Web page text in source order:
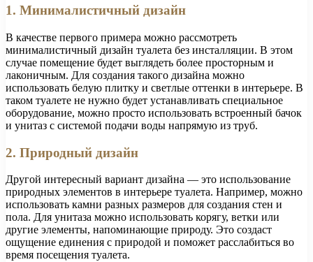
1. Минималистичный дизайн
В качестве первого примера можно рассмотреть
минималистичный дизайн туалета без инсталляции. В этом
случае помещение будет выглядеть более просторным и
лаконичным. Для создания такого дизайна можно
использовать белую плитку и светлые оттенки в интерьере. В
таком туалете не нужно будет устанавливать специальное
оборудование, можно просто использовать встроенный бачок
и унитаз с системой подачи воды напрямую из труб.
2. Природный дизайн
Другой интересный вариант дизайна — это использование
природных элементов в интерьере туалета. Например, можно
использовать камни разных размеров для создания стен и
пола. Для унитаза можно использовать корягу, ветки или
другие элементы, напоминающие природу. Это создаст
ощущение единения с природой и поможет расслабиться во
время посещения туалета.